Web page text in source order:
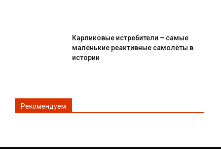
Карликовые истребители – самые
маленькие реактивные самолёты в
истории
Рекомендуем